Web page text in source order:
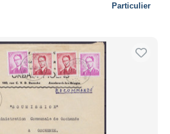
Particulier